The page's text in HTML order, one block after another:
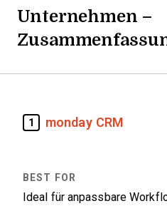
Unternehmen –
1 monday CRM
Ideal für anpassbare